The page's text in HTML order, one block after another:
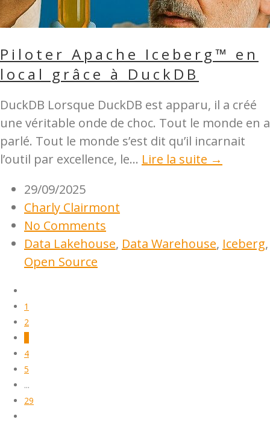
Piloter Apache Iceberg™ en
local grâce à DuckDB
DuckDB Lorsque DuckDB est apparu, il a créé
une véritable onde de choc. Tout le monde en a
parlé. Tout le monde s’est dit qu’il incarnait
l’outil par excellence, le... Lire la suite →
29/09/2025
Charly Clairmont
No Comments
Data Lakehouse, Data Warehouse, Iceberg,
Open Source
1
2
4
5
...
29